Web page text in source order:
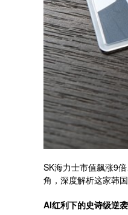
SK海力士市值飙涨9
角，深度解析这家韩
AI红利下的史诗级逆袭